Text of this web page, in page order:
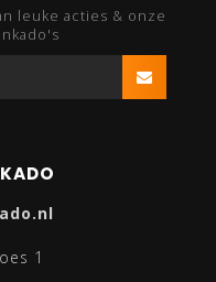
leuke acties & onze
1